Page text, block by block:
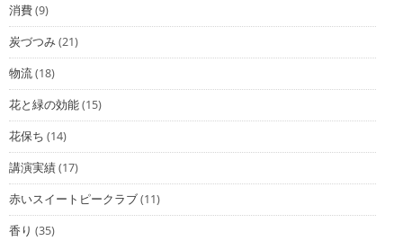
消費(9)
炭づつみ(21)
物流(18)
花と緑の効能(15)
花保ち (14)
講演実績(17)
赤いスイートピークラブ(11)
香り (35)